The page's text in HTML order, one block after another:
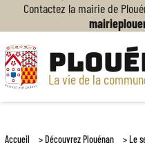
Contactez la mairie de
La vie de la
Accueil >Découvrez Plouénan >Le